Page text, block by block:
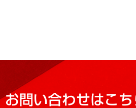
お問い合わせはこち